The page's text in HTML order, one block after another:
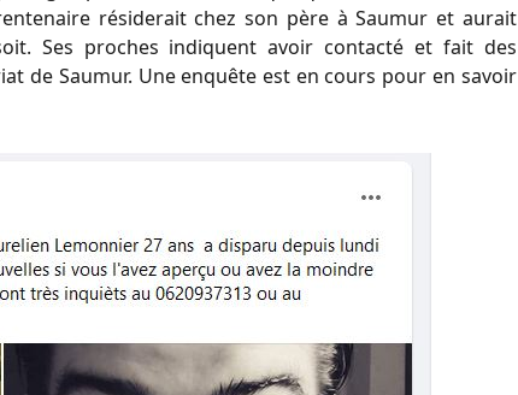
résiderait chez son père à Saumur et aurait
Ses proches indiquent avoir contacté et fait des
de Saumur. Une enquête est en cours pour en savoir